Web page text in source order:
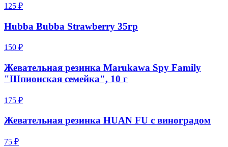
125 ₽
Hubba Bubba Strawberry 35гр
150 ₽
Жевательная резинка Marukawa Spy Family
"Шпионская семейка", 10 г
175 ₽
Жевательная резинка HUAN FU с виноградом
75 ₽